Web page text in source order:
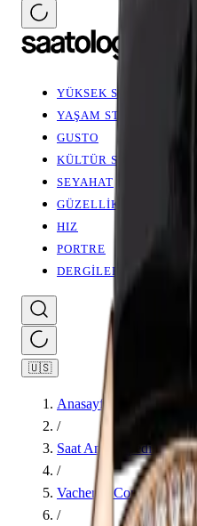
YÜKSEK SAATÇİLİK
YAŞAM STİLİ
GUSTO
KÜLTÜR SANAT
SEYAHAT
GÜZELLİK
HIZ
PORTRE
DERGİLER
🇺🇸
Anasayfa
/
Saat Ansiklopedisi
/
Vacheron Constantin
/